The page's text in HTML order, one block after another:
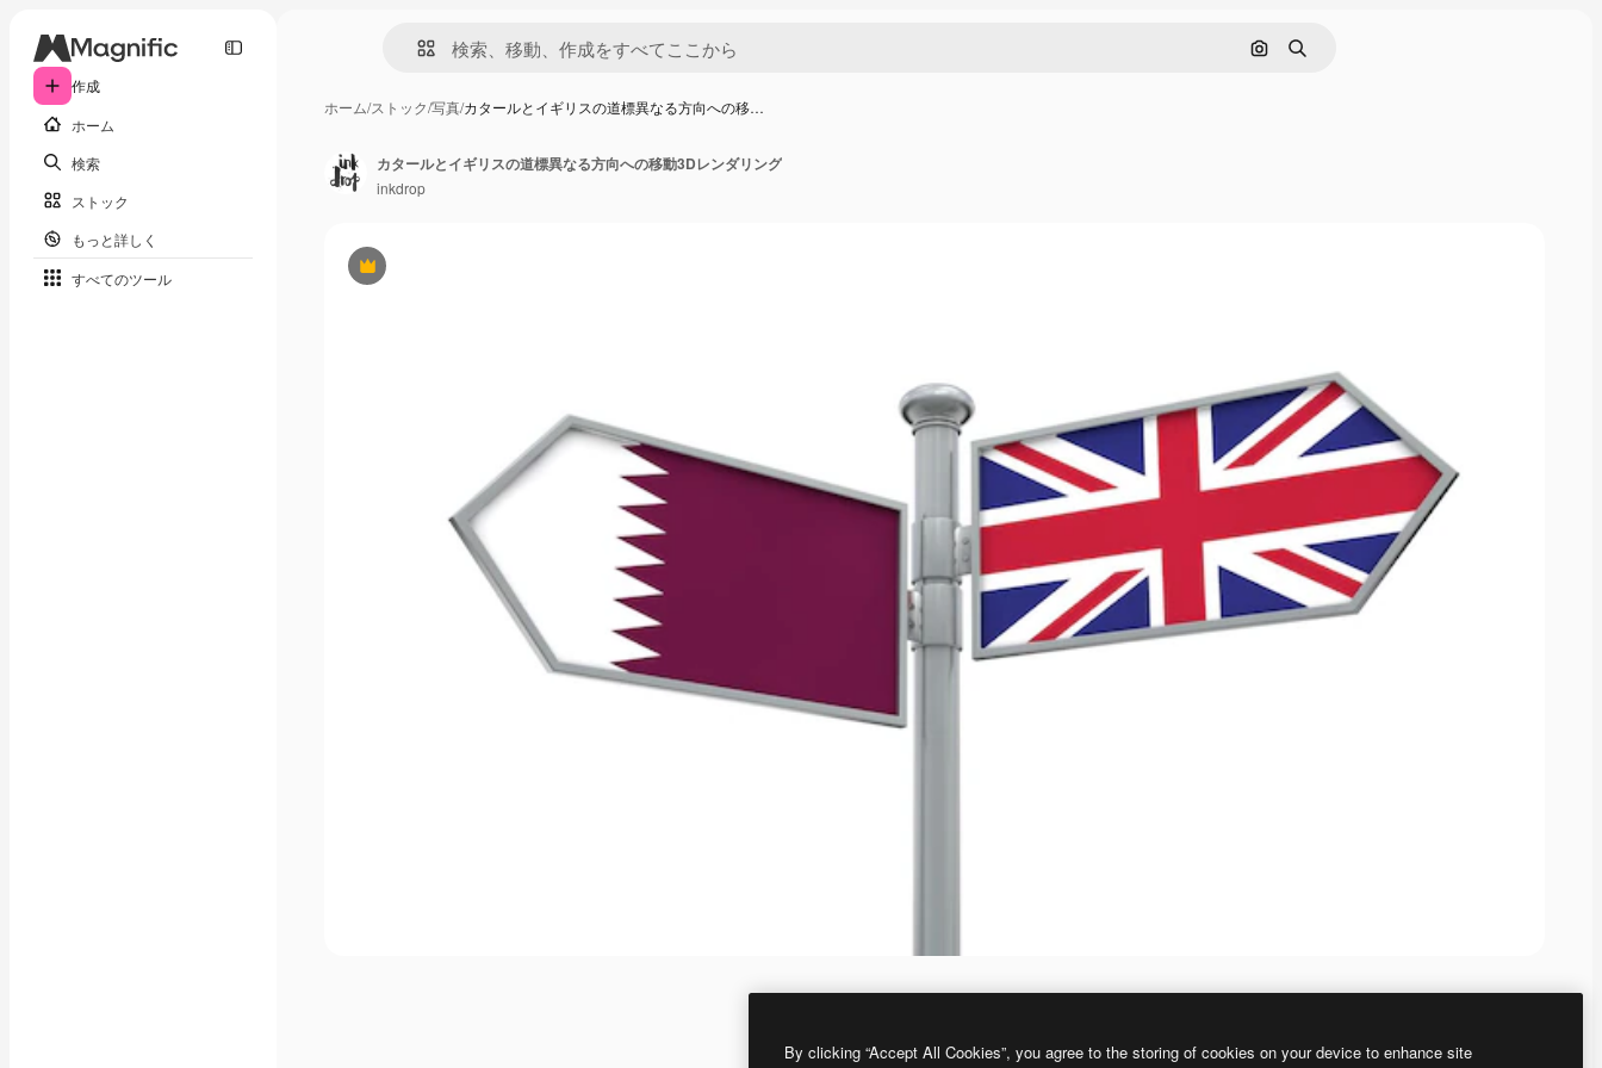
作成
ホーム
検索
ストック
もっと詳しく
すべてのツール
画像で検索
検索
ホーム/ストック/写真/カタールとイギリスの道標異なる方向への移…
Premium
カタールとイギリスの道標異なる方向への移動3Dレンダリング
inkdrop
By clicking “Accept All Cookies”, you agree to the storing of cookies on your device to enhance site